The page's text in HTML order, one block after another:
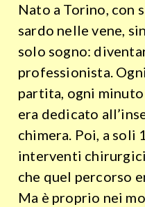
Nato a Torino, con
sardo nelle vene,
solo sogno:
professionista.
partita, ogni
era dedicato
chimera. Poi, a soli
interventi
che quel percorso
Ma è proprio nei